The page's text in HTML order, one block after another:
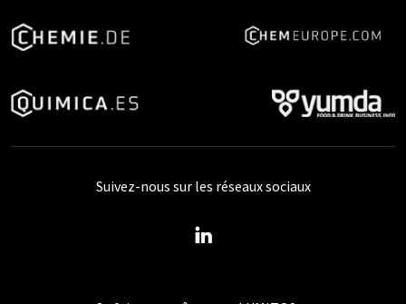
Suivez-nous sur les réseaux sociaux